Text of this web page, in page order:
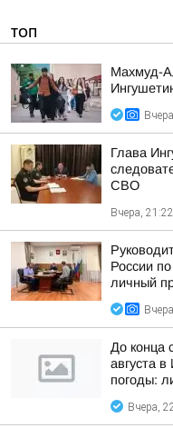
ТОП
Махмуд-
Глава
СВО
Вчера, 21:22
России
личный
До конца
августа
погоды:
Вчера,